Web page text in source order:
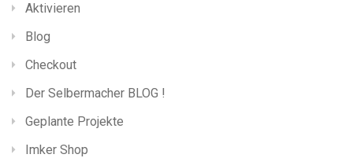
Aktivieren
Blog
Checkout
Der Selbermacher BLOG !
Geplante Projekte
Imker Shop